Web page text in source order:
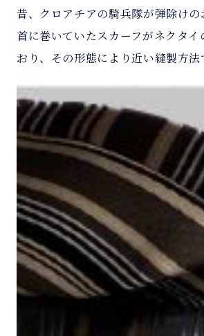
昔、クロアチアの騎兵隊が弾除け
首に巻いていたスカーフがネクタ
おり、その形態により近い縫製方法